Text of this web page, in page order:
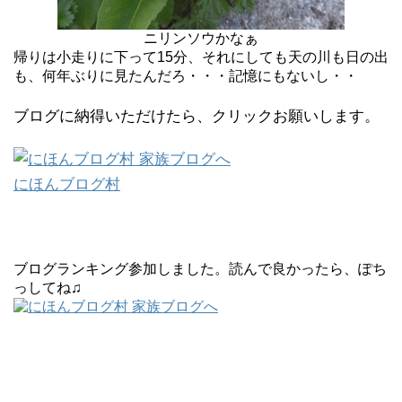
ニリンソウかなぁ
帰りは小走りに下って15分、それにしても天の川も日の出
も、何年ぶりに見たんだろ・・・記憶にもないし・・
ブログに納得いただけたら、クリックお願いします。
にほんブログ村
ブログランキング参加しました。読んで良かったら、ぽち
っしてね♫